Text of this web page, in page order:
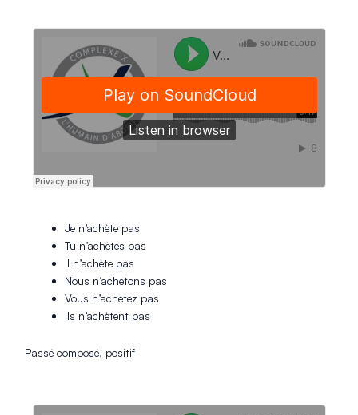
Je n’achète pas
Tu n’achètes pas
Il n’achète pas
Nous n’achetons pas
Vous n’achetez pas
Ils n’achètent pas
Passé composé, positif